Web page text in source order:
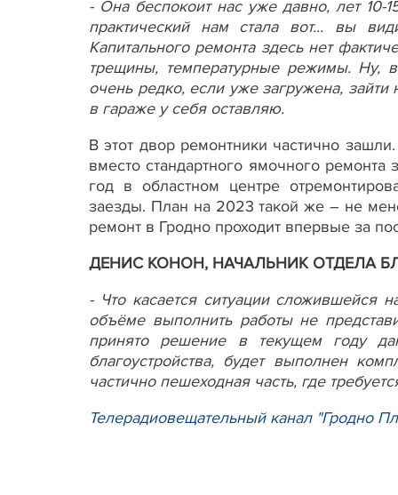
- Она беспокоит нас уже давно, лет
практический нам стала вот... вы
Капитального ремонта здесь нет
трещины, температурные режимы. Ну,
очень редко, если уже загружена,
в гараже у себя оставляю.
В этот двор ремонтники частично зашли.
вместо стандартного ямочного
год в областном центре
заезды. План на 2023 такой же ­­– не
ремонт в Гродно проходит впервые за
ДЕНИС КОНОН, НАЧАЛЬНИК ОТДЕЛА
- Что касается ситуации сложившейся
объёме выполнить работы не
принято решение в текущем году
благоустройства, будет выполнен
частично пешеходная часть, где
Телерадиовещательный канал "Гродно